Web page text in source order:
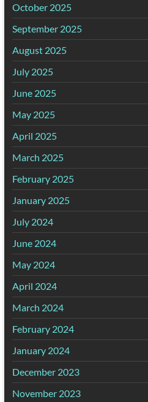
October 2025
September 2025
August 2025
July 2025
June 2025
May 2025
April 2025
March 2025
February 2025
January 2025
July 2024
June 2024
May 2024
April 2024
March 2024
February 2024
January 2024
December 2023
November 2023